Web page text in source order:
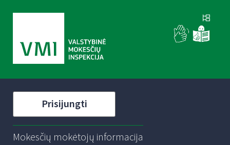
Prisijungti
Mokesčių mokėtojų informacija